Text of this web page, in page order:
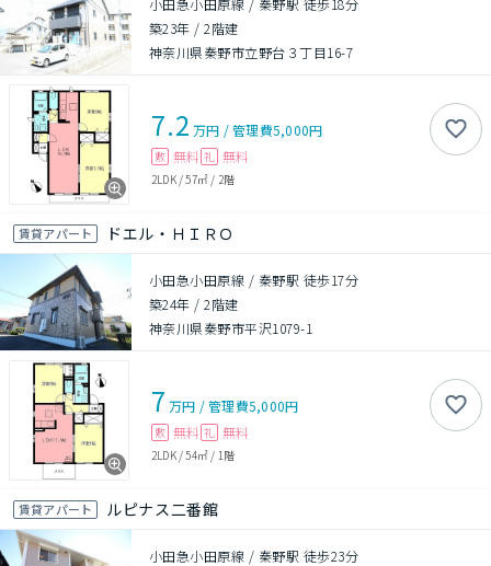
小田急小田原線 / 秦野駅 徒歩18分
築23年 /2階建
神奈川県秦野市立野台３丁目16-7
7.2 万円 /管理費5,000円
敷 無料 礼 無料
2LDK/57㎡ / 2階
賃貸アパート ドエル・ＨＩＲＯ
小田急小田原線 / 秦野駅 徒歩17分
築24年 /2階建
神奈川県秦野市平沢1079-1
7 万円 /管理費5,000円
敷 無料 礼 無料
2LDK/54㎡ / 1階
賃貸アパート ルピナス二番館
小田急小田原線 / 秦野駅 徒歩23分